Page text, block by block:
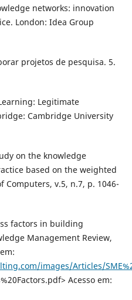
networks: innovation
London: Idea Group
projetos de pesquisa. 5.
Learning: Legitimate
Cambridge University
on the knowledge
based on the weighted
Computers, v.5, n.7, p. 1046-
factors in building
Management Review,
images/Articles/
Acesso em: